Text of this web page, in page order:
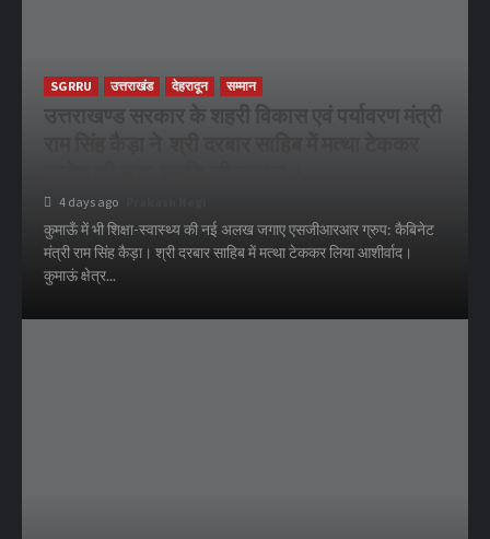
SGRRU उत्तराखंड देहरादून सम्मान
उत्तराखण्ड सरकार के शहरी विकास एवं पर्यावरण मंत्री
4 days ago
कुमाऊँ में भी शिक्षा-स्वास्थ्य की नई अलख जगाए एसजीआरआर ग्रुप: कैबिनेट
मंत्री राम सिंह कैड़ा। श्री दरबार साहिब में मत्था टेककर लिया आशीर्वाद।
कुमाऊं क्षेत्र...